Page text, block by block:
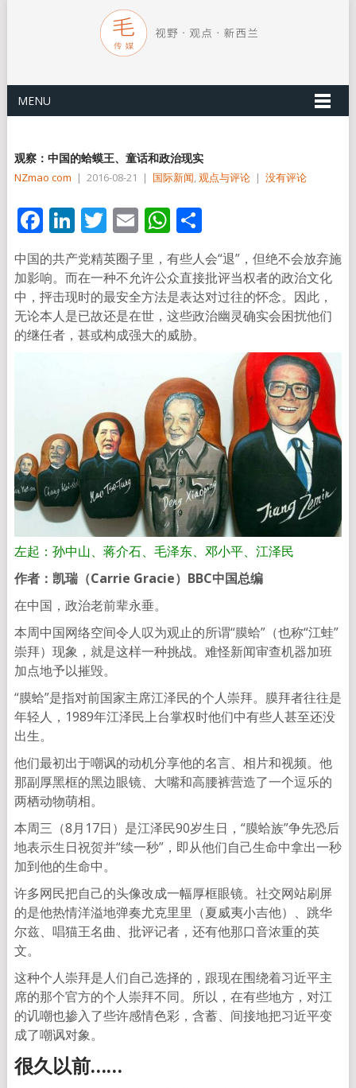
MENU
观察：中国的蛤蟆王、童话和政治现实
NZmao com | 2016-08-21 | 国际新闻,观点与评论 | 没有评论
Facebook
LinkedIn
Twitter
EmailWhatsApp
分
享
中国的共产党精英圈子里，有些人会“退”，但绝不会放弃施
加影响。而在一种不允许公众直接批评当权者的政治文化
中，抨击现时的最安全方法是表达对过往的怀念。因此，
无论本人是已故还是在世，这些政治幽灵确实会困扰他们
的继任者，甚或构成强大的威胁。
左起：孙中山、蒋介石、毛泽东、邓小平、江泽民
作者：凯瑞（Carrie Gracie） BBC中国总编
在中国，政治老前辈永垂。
本周中国网络空间令人叹为观止的所谓“膜蛤”（也称“江蛙”
崇拜）现象，就是这样一种挑战。难怪新闻审查机器加班
加点地予以摧毁。
“膜蛤”是指对前国家主席江泽民的个人崇拜。膜拜者往往是
年轻人，1989年江泽民上台掌权时他们中有些人甚至还没
出生。
他们最初出于嘲讽的动机分享他的名言、相片和视频。他
那副厚黑框的黑边眼镜、大嘴和高腰裤营造了一个逗乐的
两栖动物萌相。
本周三（8月17日）是江泽民90岁生日，“膜蛤族”争先恐后
地表示生日祝贺并“续一秒”，即从他们自己生命中拿出一秒
加到他的生命中。
许多网民把自己的头像改成一幅厚框眼镜。社交网站刷屏
的是他热情洋溢地弹奏尤克里里（夏威夷小吉他）、跳华
尔兹、唱猫王名曲、批评记者，还有他那口音浓重的英
文。
这种个人崇拜是人们自己选择的，跟现在围绕着习近平主
席的那个官方的个人崇拜不同。所以，在有些地方，对江
的讥嘲也掺入了些许感情色彩，含蓄、间接地把习近平变
成了嘲讽对象。
很久以前……